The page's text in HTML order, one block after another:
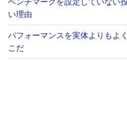
ベンチマークを設定していない
い理由
パフォーマンスを実体よりもよ
こだ